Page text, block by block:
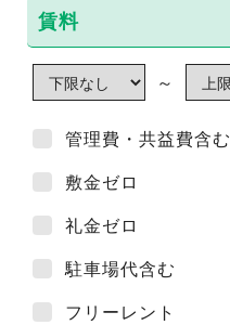
賃料
～
管理費・共益費含む
敷金ゼロ
礼金ゼロ
駐車場代含む
フリーレント